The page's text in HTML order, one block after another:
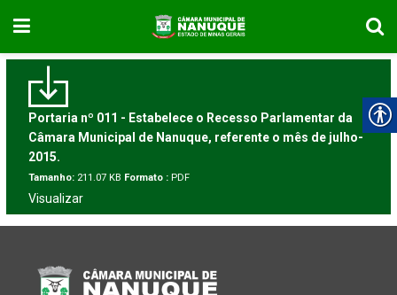
Portaria nº 011 - Estabelece o Recesso Parlamentar da
Câmara Municipal de Nanuque, referente o mês de julho-
2015.
Tamanho: 211.07 KB Formato : PDF
Visualizar